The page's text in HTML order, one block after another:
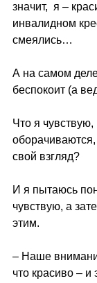
значит,  я –
инвалидном
смеялись…
А на самом
беспокоит (а
Что я чувствую,
свой взгляд?
И я пытаюсь
чувствую, а
этим.
– Наше
что красиво – и